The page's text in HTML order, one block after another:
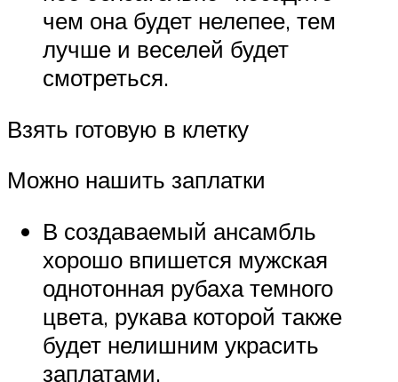
чем она будет нелепее, тем
лучше и веселей будет
смотреться.
Взять готовую в клетку
Можно нашить заплатки
В создаваемый ансамбль
хорошо впишется мужская
однотонная рубаха темного
цвета, рукава которой также
будет нелишним украсить
заплатами.